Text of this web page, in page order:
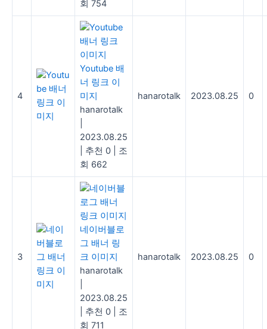
회 754
4
Youtube 배
너 링크 이
미지
hanarotalk
2023.08.25
추천 0
조
회 662
hanarotalk 2023.08.25 0
3
네이버블로
그 배너 링
크 이미지
hanarotalk
2023.08.25
추천 0
조
회 711
hanarotalk 2023.08.25 0